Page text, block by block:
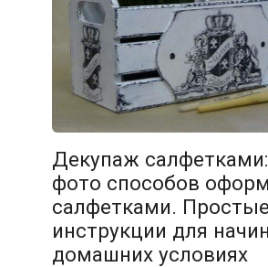
Декупаж
фото способов
салфетками. Простые
инструкции для
домашних условиях